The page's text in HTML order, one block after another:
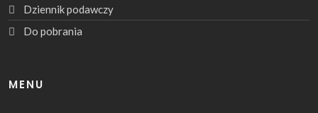
Dziennik podawczy
Do pobrania
MENU